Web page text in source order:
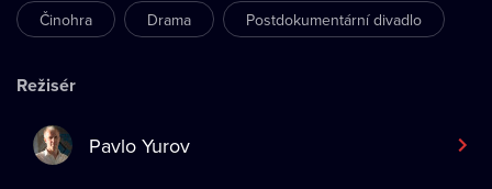
Činohra Drama Postdokumentární divadlo
Režisér
Pavlo Yurov